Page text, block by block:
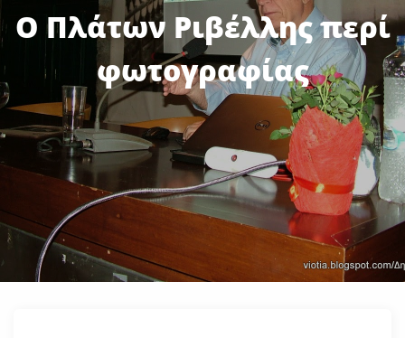
Ο Πλάτων Ριβέλλης περί
φωτογραφίας